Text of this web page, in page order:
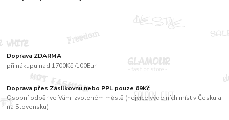
Doprava ZDARMA
při nákupu nad 1700Kč /100Eur
Doprava přes Zásilkovnu nebo PPL pouze 69Kč
Osobní odběr ve Vámi zvoleném městě (nejvíce výdejních míst v Česku a
na Slovensku)